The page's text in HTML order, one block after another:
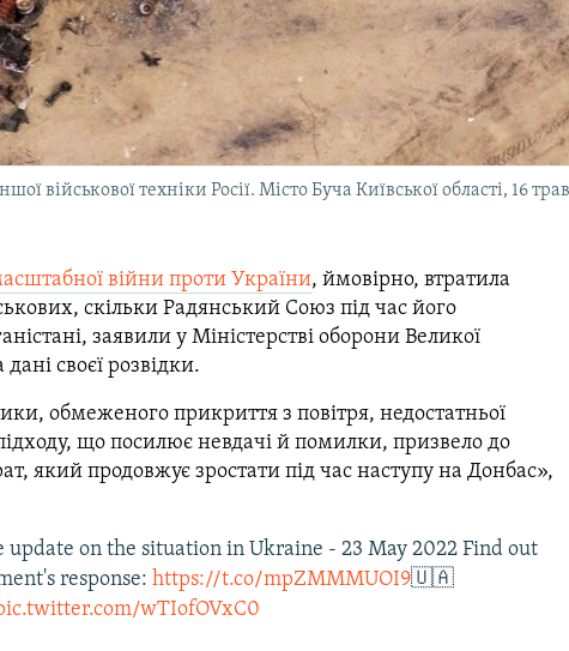
військової техніки Росії. Місто Буча Київської області, 16
війни проти України, ймовірно, втратила
скільки Радянський Союз під час його
заявили у Міністерстві оборони Великої
своєї розвідки.
обмеженого прикриття з повітря, недостатньої
що посилює невдачі й помилки, призвело до
який продовжує зростати під час наступу на Донбас»,
update on the situation in Ukraine - 23 May 2022 Find out
response:https://t.co/mpZMMMUOI9🇺🇦
wTIofOVxC0